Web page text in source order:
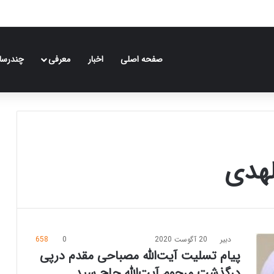
صفحه اصلی اخبار معرفی
دبیر 20 آگوست 2020 0
658
پیام تسلیت آیت‌الله مصباحی مقدم درپی